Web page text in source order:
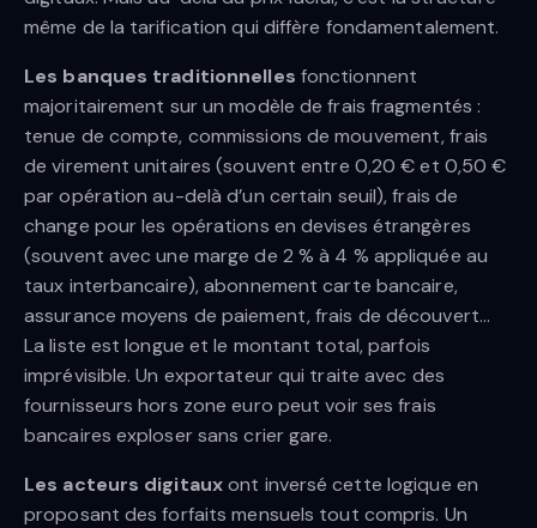
même de la tarification qui diffère fondamentalement.
Les banques traditionnelles fonctionnent
majoritairement sur un modèle de frais fragmentés :
tenue de compte, commissions de mouvement, frais
de virement unitaires (souvent entre 0,20 € et 0,50 €
par opération au-delà d’un certain seuil), frais de
change pour les opérations en devises étrangères
(souvent avec une marge de 2 % à 4 % appliquée au
taux interbancaire), abonnement carte bancaire,
assurance moyens de paiement, frais de découvert…
La liste est longue et le montant total, parfois
imprévisible. Un exportateur qui traite avec des
fournisseurs hors zone euro peut voir ses frais
bancaires exploser sans crier gare.
Les acteurs digitauxont inversé cette logique en
proposant des forfaits mensuels tout compris. Un